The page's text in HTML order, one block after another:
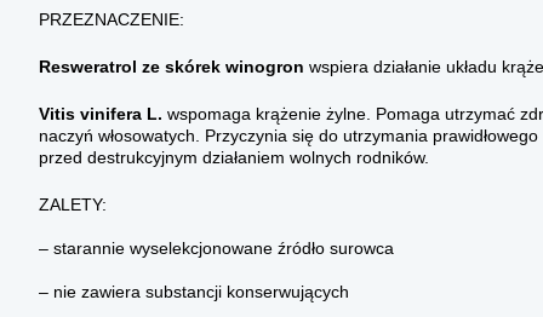
PRZEZNACZENIE:
Resweratrol ze skórek winogron wspiera działanie układu
Vitis vinifera L. wspomaga krążenie żylne. Pomaga utrzymać
naczyń włosowatych. Przyczynia się do utrzymania
przed destrukcyjnym działaniem wolnych rodników.
ZALETY:
– starannie wyselekcjonowane źródło surowca
– nie zawiera substancji konserwujących